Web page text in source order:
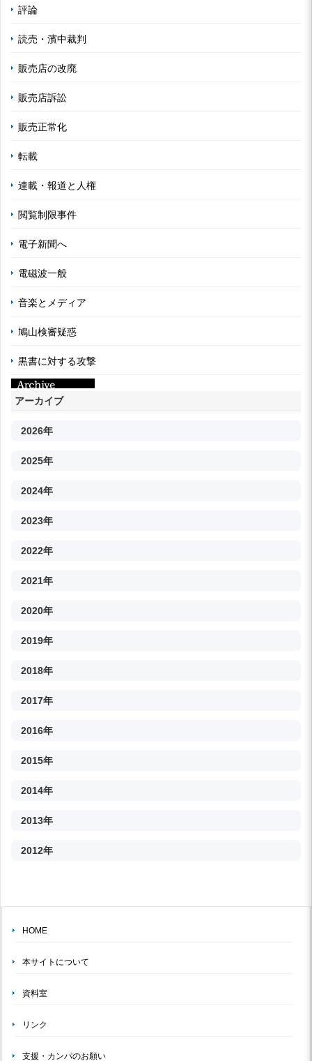
評論
読売・濱中裁判
販売店の改廃
販売店訴訟
販売正常化
転載
連載・報道と人権
閲覧制限事件
電子新聞へ
電磁波一般
音楽とメディア
鳩山検審疑惑
黒書に対する攻撃
アーカイブ
2026年
2025年
2024年
2023年
2022年
2021年
2020年
2019年
2018年
2017年
2016年
2015年
2014年
2013年
2012年
HOME
本サイトについて
資料室
リンク
支援・カンパのお願い